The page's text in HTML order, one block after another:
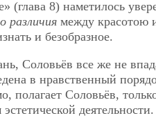
(глава 8) наметилось
различия между красотою
и безобразное.
Соловьёв все же не
в нравственный
Соловьёв,
деятельности.